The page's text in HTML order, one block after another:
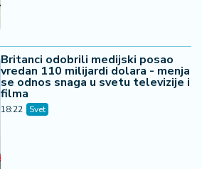
Britanci odobrili medijski posao
vredan 110 milijardi dolara - menja
se odnos snaga u svetu televizije i
filma
18:22 Svet